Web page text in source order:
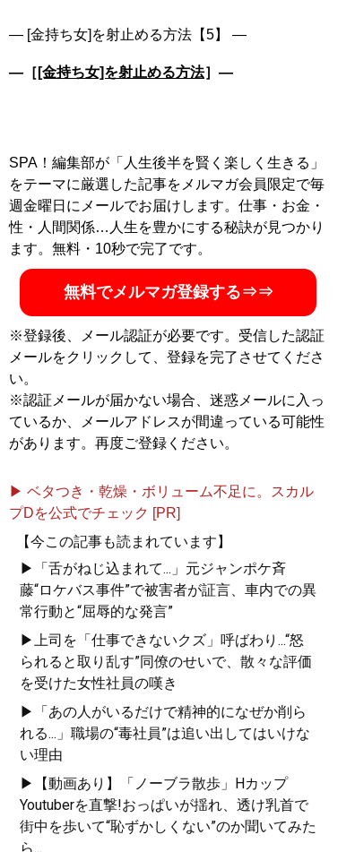
―［ [金持ち女]を射止める方法］―
SPA！編集部が「人生後半を賢く楽しく生きる」
をテーマに厳選した記事をメルマガ会員限定で毎
週金曜日にメールでお届けします。仕事・お金・
性・人間関係…人生を豊かにする秘訣が見つかり
ます。無料・10秒で完了です。
無料でメルマガ登録する⇒⇒
※登録後、メール認証が必要です。受信した認証
メールをクリックして、登録を完了させてくださ
い。
※認証メールが届かない場合、迷惑メールに入っ
ているか、メールアドレスが間違っている可能性
があります。再度ご登録ください。
▶ ベタつき・乾燥・ボリューム不足に。スカル
プDを公式でチェック [PR]
【今この記事も読まれています】
▶「舌がねじ込まれて...」元ジャンポケ斉
藤“ロケバス事件”で被害者が証言、車内での異
常行動と“屈辱的な発言”
▶上司を「仕事できないクズ」呼ばわり...“怒
られると取り乱す”同僚のせいで、散々な評価
を受けた女性社員の嘆き
▶「あの人がいるだけで精神的になぜか削ら
れる...」職場の“毒社員”は追い出してはいけな
い理由
▶【動画あり】「ノーブラ散歩」Hカップ
Youtuberを直撃!おっぱいが揺れ、透け乳首で
街中を歩いて“恥ずかしくない”のか聞いてみた
ら...